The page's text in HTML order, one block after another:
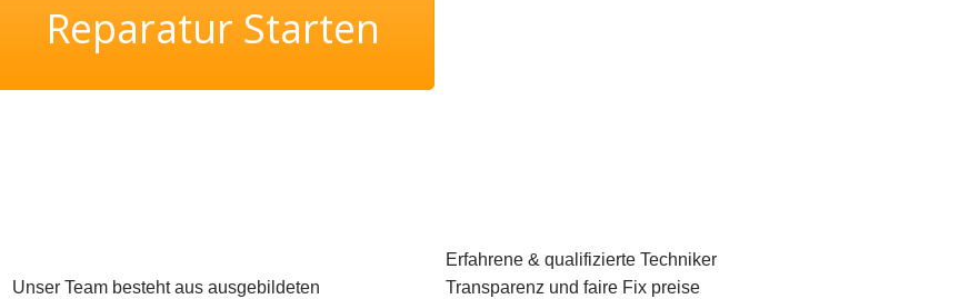
Reparatur Starten
Erfahrene & qualifizierte Techniker
Unser Team besteht aus ausgebildeten
Transparenz und faire Fix preise